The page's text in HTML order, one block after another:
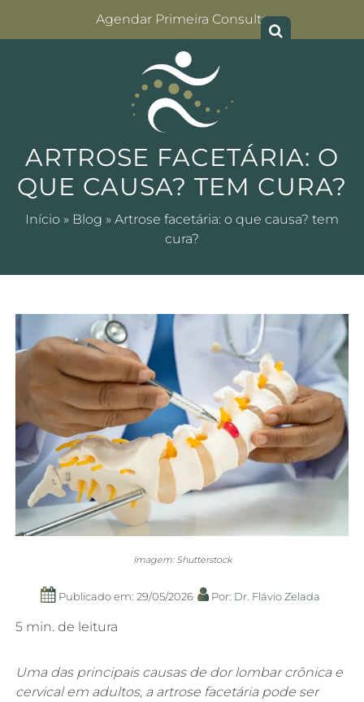
Agendar Primeira Consulta
ARTROSE FACETÁRIA: O
QUE CAUSA? TEM CURA?
Início » Blog » Artrose facetária: o que causa? tem
cura?
Imagem: Shutterstock
Publicado em: 29/05/2026 Por: Dr. Flávio Zelada
5 min. de leitura
Uma das principais causas de dor lombar crônica e
cervical em adultos, a artrose facetária pode ser